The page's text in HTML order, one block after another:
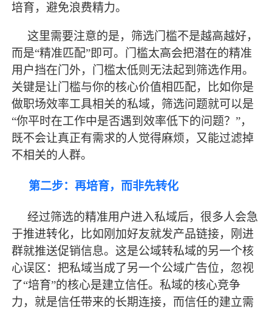
培育，避免浪费精力。
这里需要注意的是，筛选门槛不是越高越好，
而是“精准匹配”即可。门槛太高会把潜在的精准
用户挡在门外，门槛太低则无法起到筛选作用。
关键是让门槛与你的核心价值相匹配，比如你是
做职场效率工具相关的私域，筛选问题就可以是
“你平时在工作中是否遇到效率低下的问题？”，
既不会让真正有需求的人觉得麻烦，又能过滤掉
不相关的人群。
第二步：再培育，而非先转化
经过筛选的精准用户进入私域后，很多人会急
于推进转化，比如刚加好友就发产品链接，刚进
群就推送促销信息。这是公域转私域的另一个核
心误区：把私域当成了另一个公域广告位，忽视
了“培育”的核心是建立信任。私域的核心竞争
力，就是信任带来的长期连接，而信任的建立需